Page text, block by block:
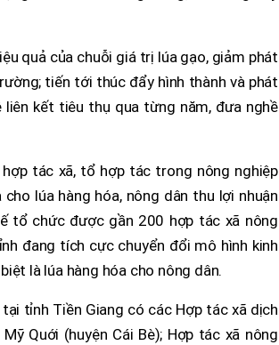
quả của chuỗi giá trị lúa gạo, giảm phát
tiến tới thúc đẩy hình thành và phát
kết tiêu thụ qua từng năm, đưa nghề
tác xã, tổ hợp tác trong nông nghiệp
lúa hàng hóa, nông dân thu lợi nhuận
tổ chức được gần 200 hợp tác xã nông
đang tích cực chuyển đổi mô hình kinh
là lúa hàng hóa cho nông dân.
tỉnh Tiền Giang có các Hợp tác xã dịch
Quới (huyện Cái Bè); Hợp tác xã nông